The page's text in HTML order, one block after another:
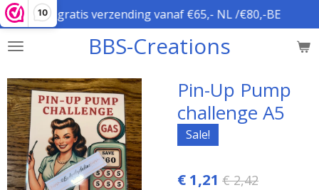
10
Ga
direct
naar
hoofdinhoud
BBS-Creations
gratis verzending vanaf €65,- NL /€80,-BE
Pin-Up Pump
challenge A5
Sale!
€ 1,21 € 2,42